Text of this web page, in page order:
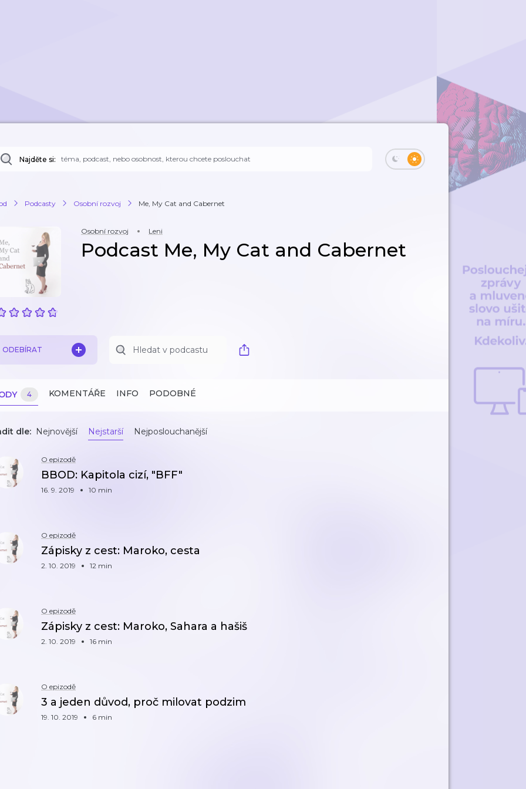
Najděte si:
Podcasty Osobní rozvoj Me, My Cat and Cabernet
Osobní rozvoj Leni
Podcast Me, My Cat and Cabernet
ODEBÍRAT
4 KOMENTÁŘE INFO PODOBNÉ
dle: Nejnovější Nejstarší Nejposlouchanější
O epizodě
BBOD: Kapitola cizí, "BFF"
16. 9. 2019 10 min
O epizodě
Zápisky z cest: Maroko, cesta
2. 10. 2019 12 min
O epizodě
Zápisky z cest: Maroko, Sahara a hašiš
2. 10. 2019 16 min
O epizodě
3 a jeden důvod, proč milovat podzim
19. 10. 2019 6 min